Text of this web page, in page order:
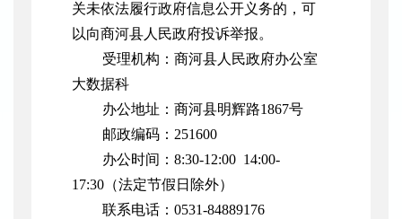
关未依法履行政府信息公开义务的，可
以向商河县人民政府投诉举报。
受理机构：商河县人民政府办公室
大数据科
办公地址：商河县明辉路1867号
邮政编码： 251600
办公时间： 8:30-12:00 14:00-
17:30（法定节假日除外）
联系电话： 0531-84889176